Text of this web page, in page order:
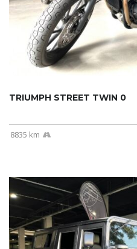
TRIUMPH STREET TWIN 0
8835 km